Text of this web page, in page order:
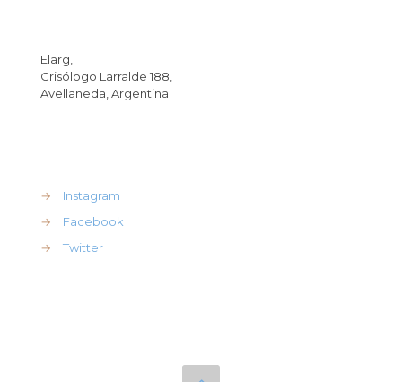
Elarg,
Crisólogo Larralde 188,
Avellaneda, Argentina
→
Instagram
→
Facebook
→
Twitter